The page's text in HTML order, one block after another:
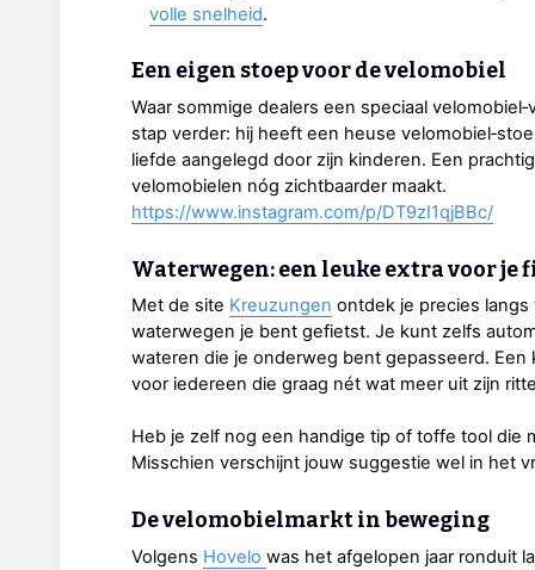
volle snelheid.
Een eigen stoep voor de velomobiel
Waar sommige dealers een speciaal
stap verder: hij heeft een heuse
liefde aangelegd door zijn kinderen. Een
velomobielen nóg zichtbaarder maakt.
https://www.instagram.com/p/DT9zI1qjBBc/
Waterwegen: een leuke extra voor je
Met de site Kreuzungen ontdek je precies
waterwegen je bent gefietst. Je kunt zelfs
wateren die je onderweg bent gepasseerd.
voor iedereen die graag nét wat meer uit zijn
Heb je zelf nog een handige tip of toffe tool die
Misschien verschijnt jouw suggestie wel in het
De velomobielmarkt in beweging
Volgens Hovelo was het afgelopen jaar ronduit